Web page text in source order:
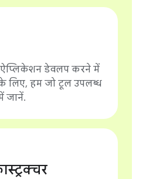
ऐप्लिकेशन डेवलप करने में
हम जो टूल उपलब्ध
जानें.